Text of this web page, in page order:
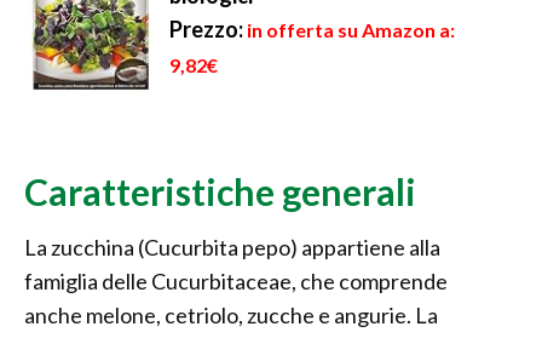
Prezzo: in offerta su Amazon a:
9,82€
Caratteristiche generali
La zucchina (Cucurbita pepo) appartiene alla
famiglia delle Cucurbitaceae, che comprende
anche melone, cetriolo, zucche e angurie. La